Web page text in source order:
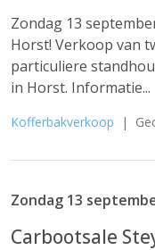
Zondag 13
Horst! Verkoop van
particuliere
in Horst. Informatie...
Kofferbakverkoop |
Zondag 13
Carbootsale